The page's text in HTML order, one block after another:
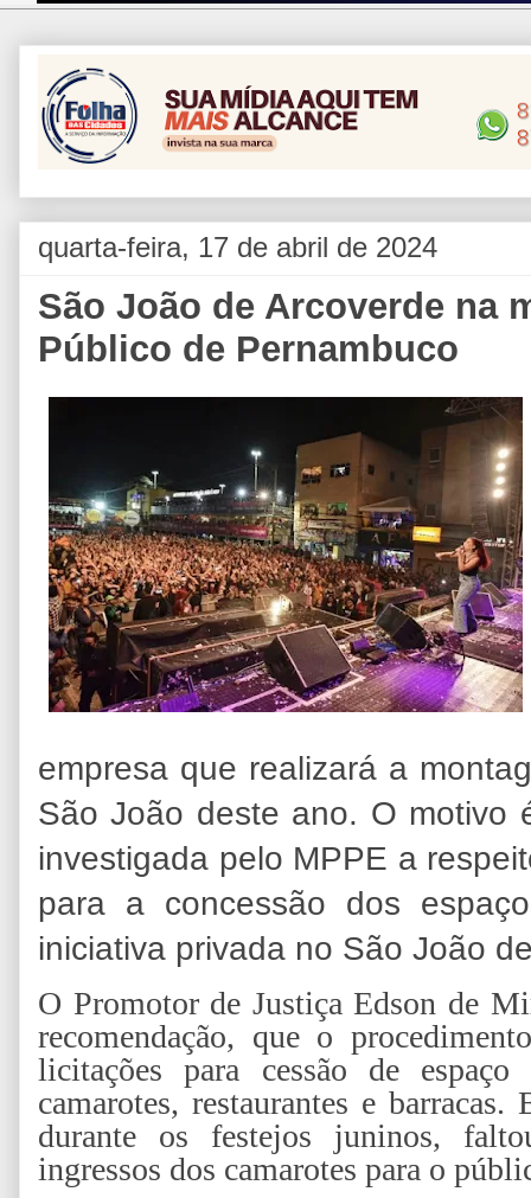
quarta-feira, 17 de abril de 2024
São João de Arcoverde na
Público de Pernambuco
empresa que realizará a
São João deste ano. O motivo
investigada pelo MPPE a
para a concessão dos
iniciativa privada no São João
O Promotor de Justiça Edson de
recomendação, que o
licitações para cessão de
camarotes, restaurantes e
durante os festejos juninos,
ingressos dos camarotes para o